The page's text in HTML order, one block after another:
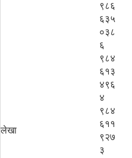
९८६
६३५
०३८
६
९८४
६१३
४९६
४
लेखा
९८४
६११
९२७
३